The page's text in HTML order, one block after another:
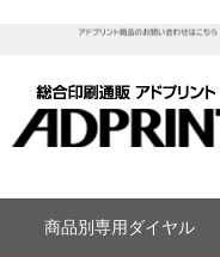
商品別専用ダイヤル